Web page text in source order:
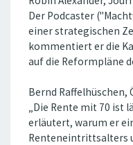
Der Podcaster
einer strategischen
kommentiert er die
auf die Reformpläne
Bernd Raffelhüschen,
„Die Rente mit 70 ist
erläutert, warum er
Renteneintrittsalters